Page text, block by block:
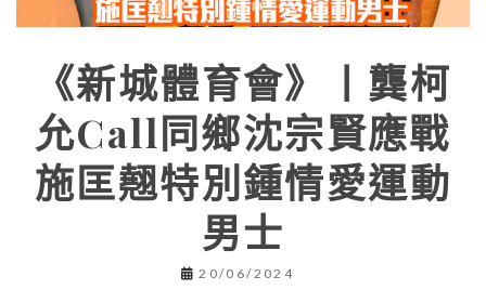
《新城體育會》丨龔柯
允Call同鄉沈宗賢應戰
施匡翹特別鍾情愛運動
男士
20/06/2024